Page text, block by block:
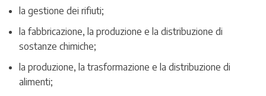
la gestione dei rifiuti;
la fabbricazione, la produzione e la distribuzione di
sostanze chimiche;
la produzione, la trasformazione e la distribuzione di
alimenti;